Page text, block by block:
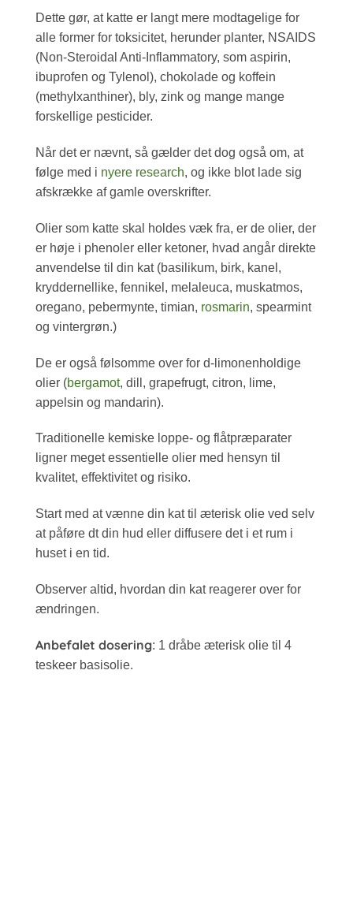
Dette gør, at katte er langt mere modtagelige for
alle former for toksicitet, herunder planter, NSAIDS
(Non-Steroidal Anti-Inflammatory, som aspirin,
ibuprofen og Tylenol), chokolade og koffein
(methylxanthiner), bly, zink og mange mange
forskellige pesticider.
Når det er nævnt, så gælder det dog også om, at
følge med i nyere research, og ikke blot lade sig
afskrække af gamle overskrifter.
Olier som katte skal holdes væk fra, er de olier, der
er høje i phenoler eller ketoner, hvad angår direkte
anvendelse til din kat (basilikum, birk, kanel,
kryddernellike, fennikel, melaleuca, muskatmos,
oregano, pebermynte, timian, rosmarin, spearmint
og vintergrøn.)
De er også følsomme over for d-limonenholdige
olier (bergamot, dill, grapefrugt, citron, lime,
appelsin og mandarin).
Traditionelle kemiske loppe- og flåtpræparater
ligner meget essentielle olier med hensyn til
kvalitet, effektivitet og risiko.
Start med at vænne din kat til æterisk olie ved selv
at påføre dt din hud eller diffusere det i et rum i
huset i en tid.
Observer altid, hvordan din kat reagerer over for
ændringen.
Anbefalet dosering: 1 dråbe æterisk olie til 4
teskeer basisolie.